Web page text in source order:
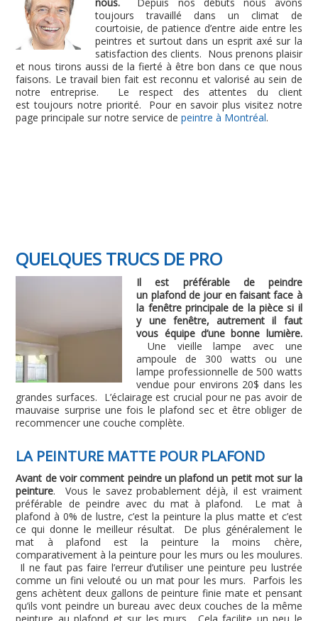
toujours travaillé dans un climat de
courtoisie, de patience d’entre aide entre les
peintres et surtout dans un esprit axé sur la
satisfaction des clients. Nous prenons plaisir
et nous tirons aussi de la fierté à être bon dans ce que nous
faisons. Le travail bien fait est reconnu et valorisé au sein de
notre entreprise. Le respect des attentes du client
est toujours notre priorité. Pour en savoir plus visitez notre
page principale sur notre service depeintre à Montréal.
QUELQUES TRUCS DE PRO
Il est préférable de peindre
un plafond de jour en faisant face à
la fenêtre principale de la pièce si il
y une fenêtre, autrement il faut
vous équipe d’une bonne lumière.
Une vieille lampe avec une
ampoule de 300 watts ou une
lampe professionnelle de 500 watts
vendue pour environs 20$ dans les
grandes surfaces. L’éclairage est crucial pour ne pas avoir de
mauvaise surprise une fois le plafond sec et être obliger de
recommencer une couche complète.
LA PEINTURE MATTE POUR PLAFOND
Avant de voir comment peindre un plafond un petit mot sur la
peinture. Vous le savez probablement déjà, il est vraiment
préférable de peindre avec du mat à plafond. Le mat à
plafond à 0% de lustre, c’est la peinture la plus matte et c’est
ce qui donne le meilleur résultat. De plus généralement le
mat à plafond est la peinture la moins chère,
comparativement à la peinture pour les murs ou les moulures.
Il ne faut pas faire l’erreur d’utiliser une peinture peu lustrée
comme un fini velouté ou un mat pour les murs. Parfois les
gens achètent deux gallons de peinture finie mate et pensant
qu’ils vont peindre un bureau avec deux couches de la même